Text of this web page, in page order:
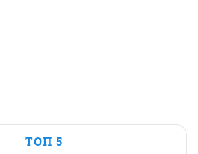
ТОП 5